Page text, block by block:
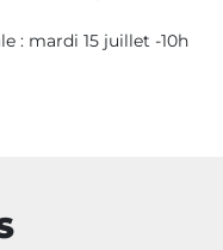
: mardi 15 juillet -10h